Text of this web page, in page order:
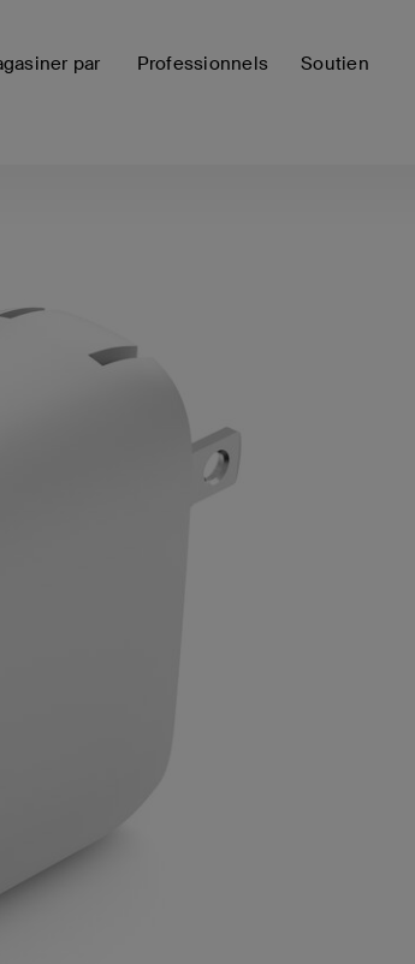
par Professionnels Soutien